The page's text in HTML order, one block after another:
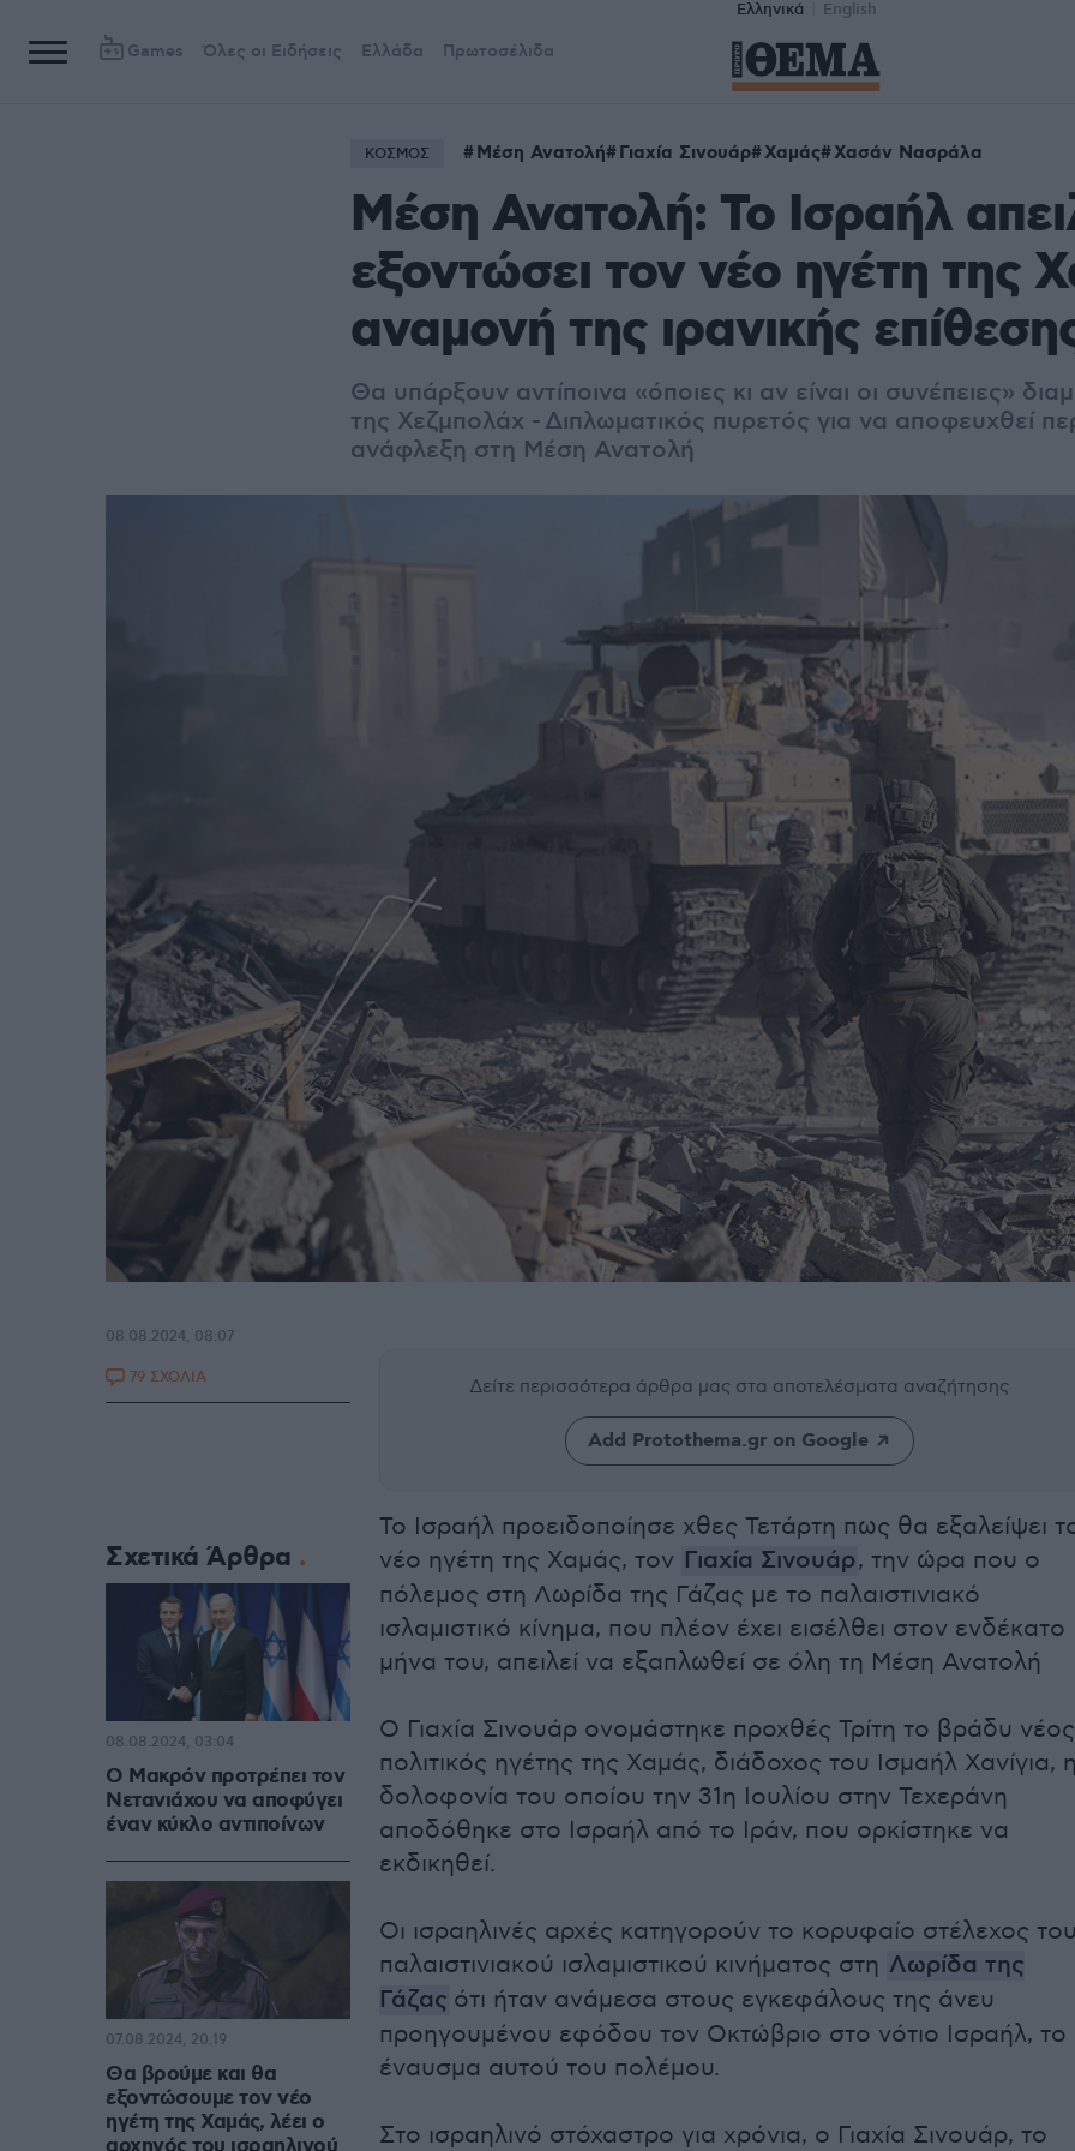
Ελληνικά English
Games Όλες οι Ειδήσεις Ελλάδα Πρωτοσέλιδα
ΚΟΣΜΟΣ Μέση Ανατολή Γιαχία Σινουάρ Χαμάς Χασάν Νασράλα
Μέση Ανατολή: Το Ισραήλ
εξοντώσει τον νέο ηγέτη της
αναμονή της ιρανικής
Θα υπάρξουν αντίποινα «όποιες κι αν είναι οι συνέπειες»
της Χεζμπολάχ - Διπλωματικός πυρετός για να αποφευχθεί
ανάφλεξη στη Μέση Ανατολή
Δείτε περισσότερα άρθρα μας στα αποτελέσματα αναζήτησης
Add Protothema.gr on Google
Το Ισραήλ προειδοποίησε χθες Τετάρτη πως θα εξαλείψει
νέο ηγέτη της Χαμάς, τον Γιαχία Σινουάρ, την ώρα που ο
πόλεμος στη Λωρίδα της Γάζας με το παλαιστινιακό
ισλαμιστικό κίνημα, που πλέον έχει εισέλθει στον ενδέκατο
μήνα του, απειλεί να εξαπλωθεί σε όλη τη Μέση Ανατολή
Ο Γιαχία Σινουάρ ονομάστηκε προχθές Τρίτη το βράδυ νέος
πολιτικός ηγέτης της Χαμάς, διάδοχος του Ισμαήλ Χανίγια,
δολοφονία του οποίου την 31η Ιουλίου στην Τεχεράνη
αποδόθηκε στο Ισραήλ από το Ιράν, που ορκίστηκε να
εκδικηθεί.
Οι ισραηλινές αρχές κατηγορούν το κορυφαίο στέλεχος
παλαιστινιακού ισλαμιστικού κινήματος στη Λωρίδα της
Γάζας ότι ήταν ανάμεσα στους εγκεφάλους της άνευ
προηγουμένου εφόδου τον Οκτώβριο στο νότιο Ισραήλ, το
έναυσμα αυτού του πολέμου.
Στο ισραηλινό στόχαστρο για χρόνια, ο Γιαχία Σινουάρ, το
08.08.2024, 08:07
79 ΣΧΟΛΙΑ
Σχετικά Άρθρα
Ο Μακρόν προτρέπει τον
Νετανιάχου να αποφύγει
έναν κύκλο αντιποίνων
08.08.2024, 03:04
Θα βρούμε και θα
εξοντώσουμε τον νέο
ηγέτη της Χαμάς, λέει ο
07.08.2024, 20:19